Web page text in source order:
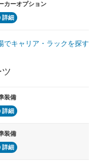
カーオプション
詳細
でキャリア・ラックを探す
装備
詳細
装備
詳細